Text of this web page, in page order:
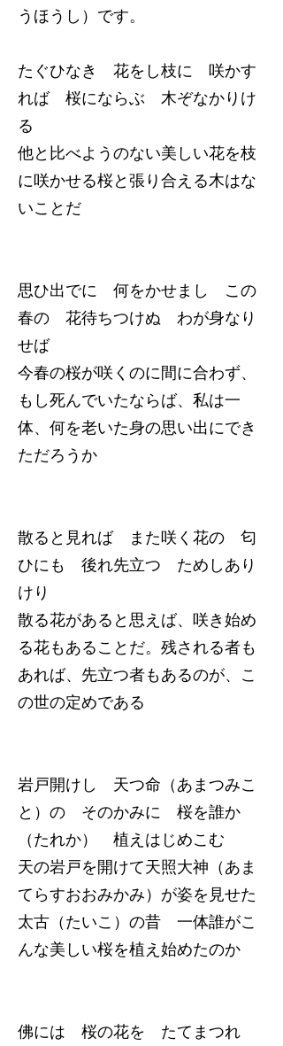
うほうし）です。
たぐひなき 花をし枝に 咲かす
れば 桜にならぶ 木ぞなかりけ
る
他と比べようのない美しい花を枝
に咲かせる桜と張り合える木はな
いことだ
思ひ出でに 何をかせまし この
春の 花待ちつけぬ わが身なり
せば
今春の桜が咲くのに間に合わず、
もし死んでいたならば、私は一
体、何を老いた身の思い出にでき
ただろうか
散ると見れば また咲く花の 匂
ひにも 後れ先立つ ためしあり
けり
散る花があると思えば、咲き始め
る花もあることだ。残される者も
あれば、先立つ者もあるのが、こ
の世の定めである
岩戸開けし 天つ命（あまつみこ
と）の そのかみに 桜を誰か
（たれか） 植えはじめこむ
天の岩戸を開けて天照大神（あま
てらすおおみかみ）が姿を見せた
太古（たいこ）の昔 一体誰がこ
んな美しい桜を植え始めたのか
佛には 桜の花を たてまつれ